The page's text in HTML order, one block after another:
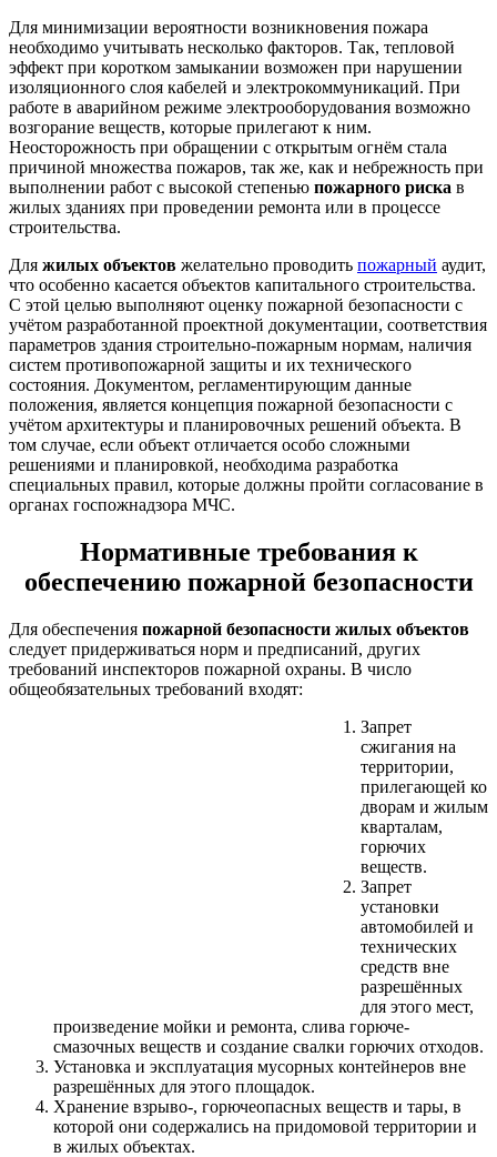
Для минимизации вероятности возникновения пожара
необходимо учитывать несколько факторов. Так, тепловой
эффект при коротком замыкании возможен при нарушении
изоляционного слоя кабелей и электрокоммуникаций. При
работе в аварийном режиме электрооборудования возможно
возгорание веществ, которые прилегают к ним.
Неосторожность при обращении с открытым огнём стала
причиной множества пожаров, так же, как и небрежность при
выполнении работ с высокой степенью пожарного риска в
жилых зданиях при проведении ремонта или в процессе
строительства.
Для жилых объектов желательно проводить пожарный аудит,
что особенно касается объектов капитального строительства.
С этой целью выполняют оценку пожарной безопасности с
учётом разработанной проектной документации, соответствия
параметров здания строительно-пожарным нормам, наличия
систем противопожарной защиты и их технического
состояния. Документом, регламентирующим данные
положения, является концепция пожарной безопасности с
учётом архитектуры и планировочных решений объекта. В
том случае, если объект отличается особо сложными
решениями и планировкой, необходима разработка
специальных правил, которые должны пройти согласование в
органах госпожнадзора МЧС.
Нормативные требования к
обеспечению пожарной безопасности
Для обеспечения пожарной безопасности жилых объектов
следует придерживаться норм и предписаний, других
требований инспекторов пожарной охраны. В число
общеобязательных требований входят:
Запрет
сжигания на
территории,
прилегающей ко
дворам и жилым
кварталам,
горючих
веществ.
Запрет
установки
автомобилей и
технических
средств вне
разрешённых
для этого мест,
произведение мойки и ремонта, слива горюче-
смазочных веществ и создание свалки горючих отходов.
Установка и эксплуатация мусорных контейнеров вне
разрешённых для этого площадок.
Хранение взрыво-, горючеопасных веществ и тары, в
которой они содержались на придомовой территории и
в жилых объектах.